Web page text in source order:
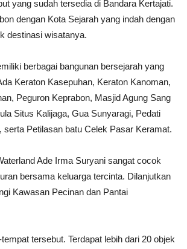
yang sudah tersedia di Bandara Kertajati.
dengan Kota Sejarah yang indah dengan
destinasi wisatanya.
berbagai bangunan bersejarah yang
Keraton Kasepuhan, Keraton Kanoman,
Peguron Keprabon, Masjid Agung Sang
Situs Kalijaga, Gua Sunyaragi, Pedati
serta Petilasan batu Celek Pasar Keramat.
Ade Irma Suryani sangat cocok
bersama keluarga tercinta. Dilanjutkan
Kawasan Pecinan dan Pantai
tersebut. Terdapat lebih dari 20 objek